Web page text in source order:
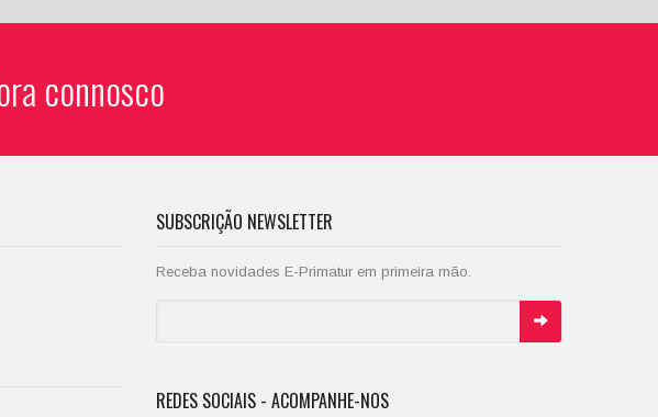
connosco
SUBSCRIÇÃO NEWSLETTER
Receba novidades E-Primatur em primeira mão.
REDES SOCIAIS - ACOMPANHE-NOS